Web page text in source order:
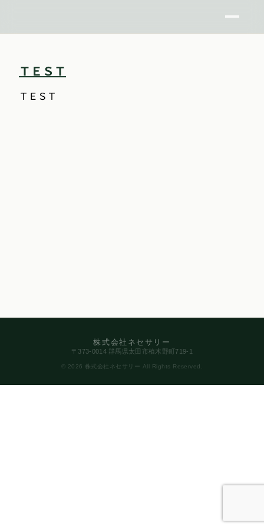
ＴＥＳＴ
ＴＥＳＴ
株式会社ネセサリー
〒373-0014 群馬県太田市植木野町719-1
© 2026 株式会社ネセサリー All Rights Reserved.